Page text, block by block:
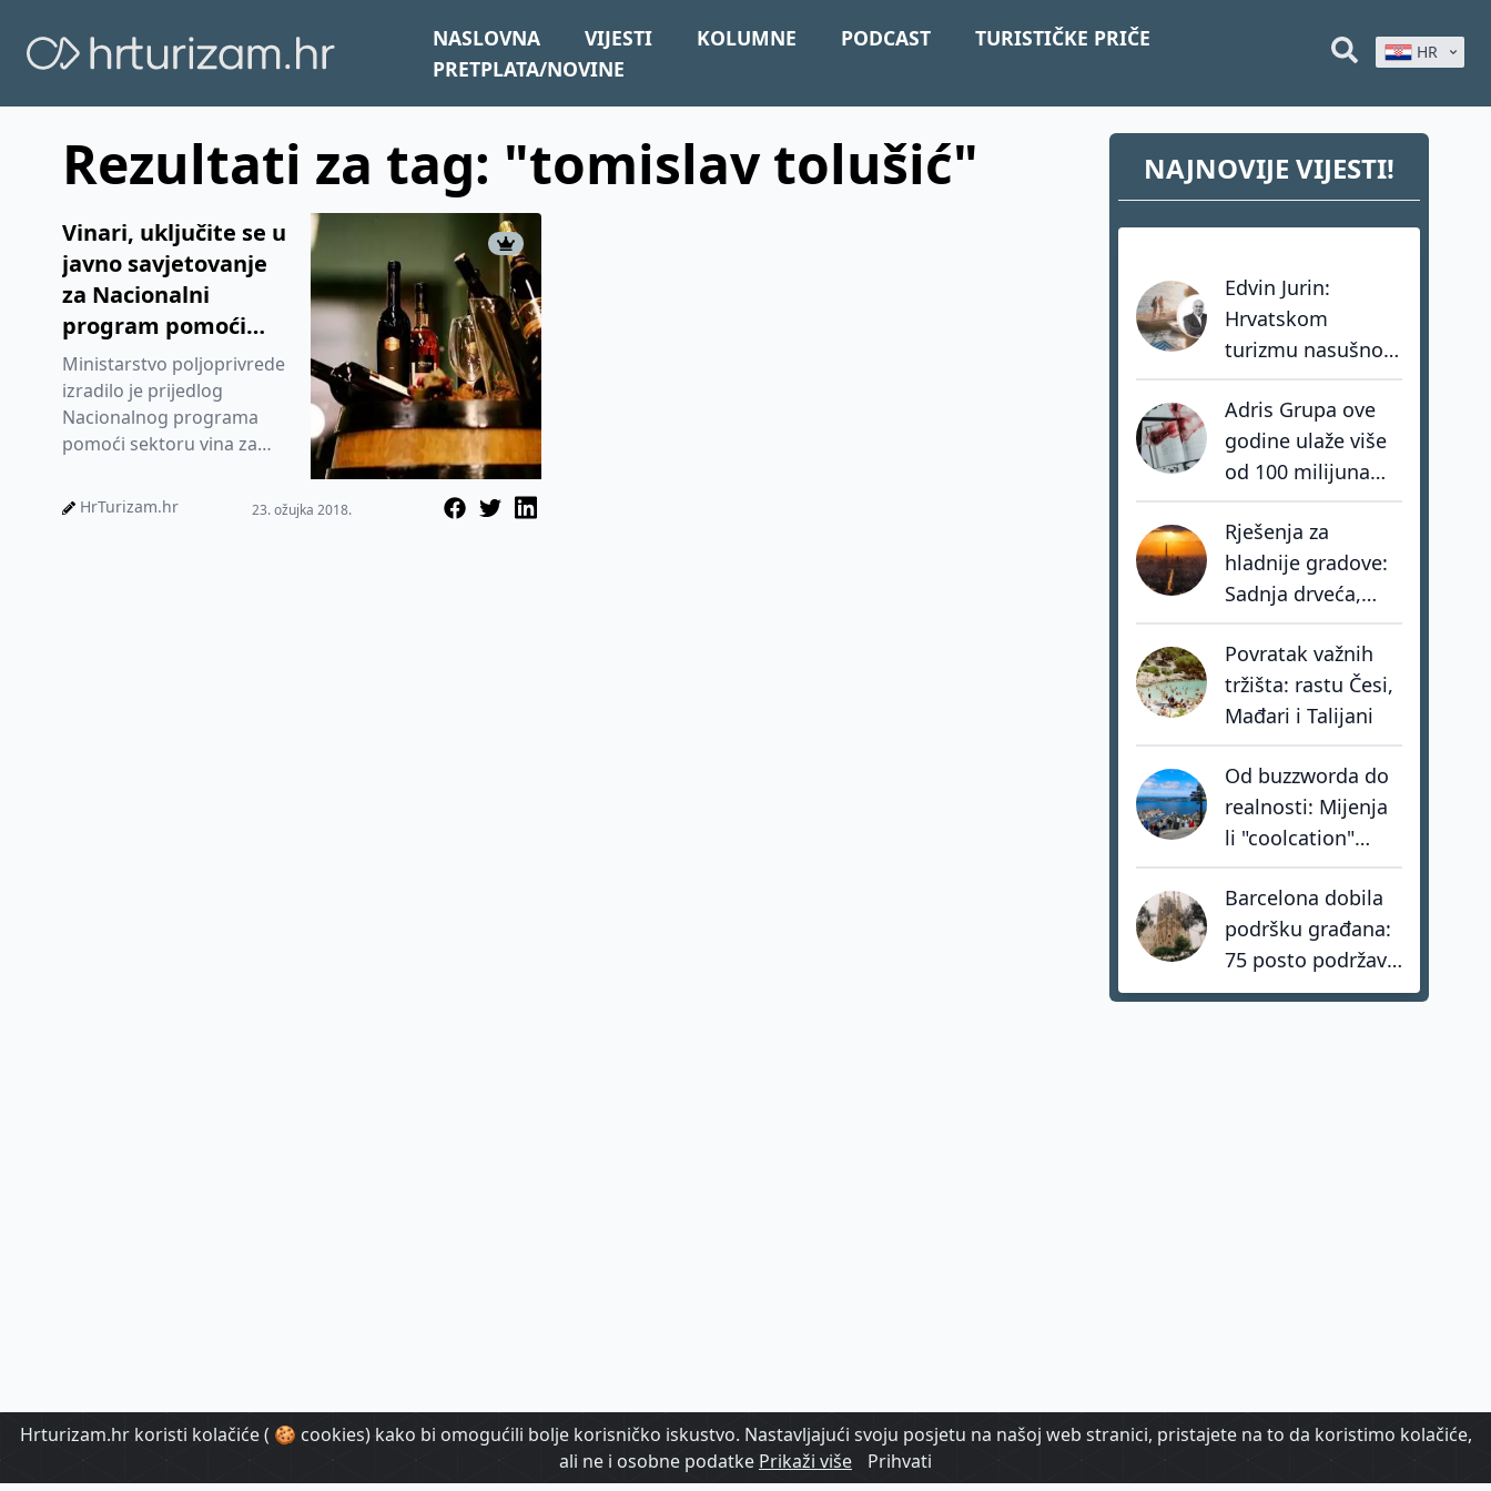
NASLOVNA VIJESTI KOLUMNE PODCAST
TURISTIČKE PRIČE
PRETPLATA/NOVINE
HR
Rezultati za tag: "tomislav tolušić"
Vinari, uključite se u
javno savjetovanje
za Nacionalni
program pomoći
sektoru vina 2019. -
2023.
Ministarstvo poljoprivrede
izradilo je prijedlog
Nacionalnog programa
pomoći sektoru vina za
godine na koji je putem e-
HrTurizam.hr 23. ožujka 2018.
NAJNOVIJE VIJESTI!
Edvin Jurin:
Hrvatskom
turizmu nasušno
nedostaju
hrabrost, stav i -
akcija
Adris Grupa ove
godine ulaže više
od 100 milijuna
eura u turistički
portfelj
Rješenja za
hladnije gradove:
Sadnja drveća,
zeleni krovovi i
pametno hlađenje
zgrada
Povratak važnih
tržišta: rastu Česi,
Mađari i Talijani
Od buzzworda do
realnosti: Mijenja
li "coolcation"
stvarno turističku
kartu Europe?
Barcelona dobila
podršku građana:
75 posto podržava
zabranu turističkih
Hrturizam.hr koristi kolačiće ( 🍪 cookies) kako bi omogućili bolje korisničko iskustvo. Nastavljajući svoju posjetu na našoj web stranici, pristajete na to da koristimo kolačiće,
ali ne i osobne podatke Prikaži više Prihvati